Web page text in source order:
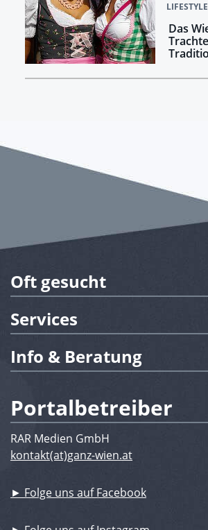
LIFESTYLE
Das
Oft gesucht
Services
Info & Beratung
Portalbetreiber
RAR Medien GmbH
kontakt(at)ganz-wien.at
► Folge uns auf Facebook